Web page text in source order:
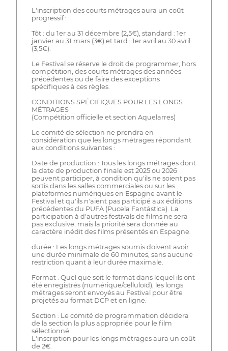
L'inscription des courts métrages aura un coût
progressif :
Tôt : du 1er au 31 décembre (2,5€), standard : 1er
janvier au 31 mars (3€) et tard : 1er avril au 30 avril
(3,5€).
Le Festival se réserve le droit de programmer, hors
compétition, des courts métrages des années
précédentes ou de faire des exceptions
spécifiques à ces règles.
CONDITIONS SPÉCIFIQUES POUR LES LONGS
MÉTRAGES
(Compétition officielle et section Aquelarres)
Le comité de sélection ne prendra en
considération que les longs métrages répondant
aux conditions suivantes :
Date de production : Tous les longs métrages dont
la date de production finale est 2025 ou 2026
peuvent participer, à condition qu'ils ne soient pas
sortis dans les salles commerciales ou sur les
plateformes numériques en Espagne avant le
Festival et qu'ils n'aient pas participé aux éditions
précédentes du PUFA (Pucela Fantástica). La
participation à d'autres festivals de films ne sera
pas exclusive, mais la priorité sera donnée au
caractère inédit des films présentés en Espagne.
durée : Les longs métrages soumis doivent avoir
une durée minimale de 60 minutes, sans aucune
restriction quant à leur durée maximale.
Format : Quel que soit le format dans lequel ils ont
été enregistrés (numérique/celluloïd), les longs
métrages seront envoyés au Festival pour être
projetés au format DCP et en ligne.
Section : Le comité de programmation décidera
de la section la plus appropriée pour le film
sélectionné.
L'inscription pour les longs métrages aura un coût
de 2€.